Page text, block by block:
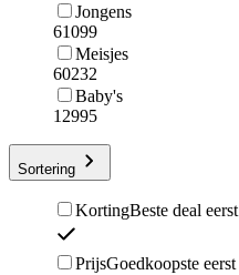
Jongens
61099
Meisjes
60232
Baby's
12995
Sortering
KortingBeste deal eerst
PrijsGoedkoopste eerst